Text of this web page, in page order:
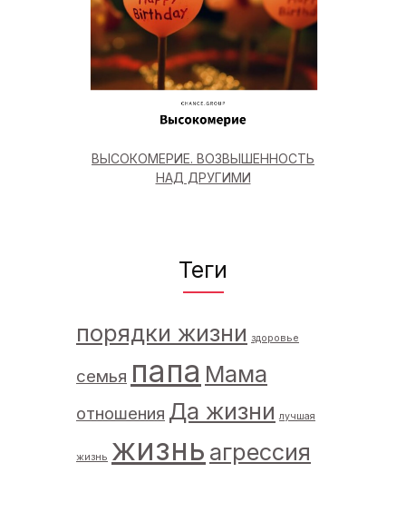
ВЫСОКОМЕРИЕ. ВОЗВЫШЕННОСТЬ
НАД ДРУГИМИ
Теги
порядки жизни здоровье
семья папа Мама
отношения Да жизни лучшая
жизнь жизнь агрессия